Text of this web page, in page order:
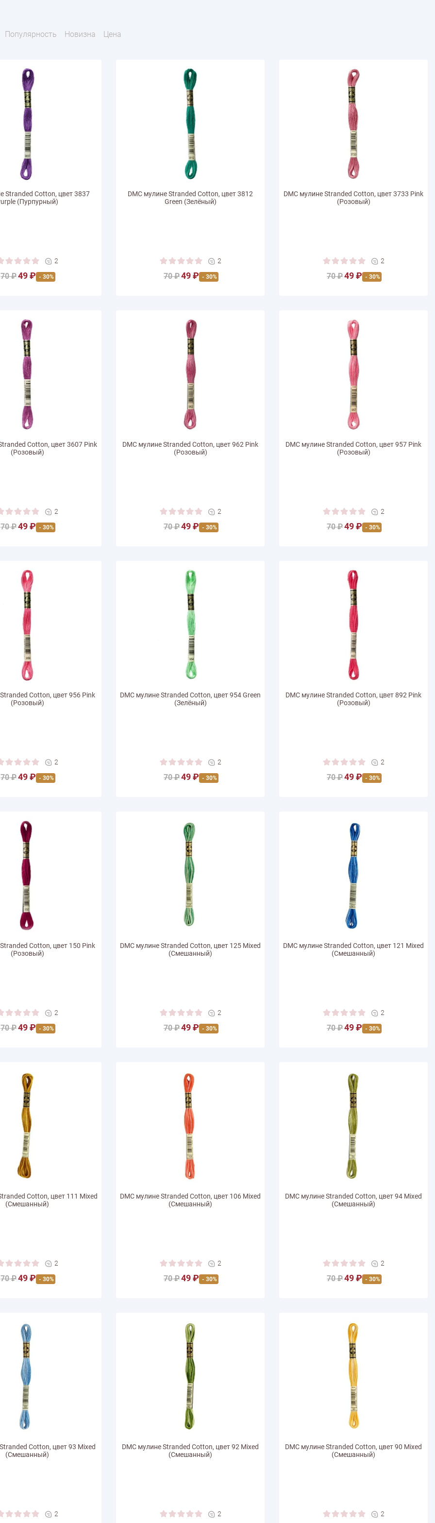
Варежки
Популярность Новизна Цена
Stranded Cotton, цвет 3837
(Пурпурный)
70 ₽49 ₽ - 30%
2
DMC мулине Stranded Cotton, цвет 3812
Green (Зелёный)
70 ₽49 ₽ - 30%
2
DMC мулине Stranded Cotton, цвет 3733 Pink
(Розовый)
70 ₽49 ₽ - 30%
2
Cotton, цвет 3607 Pink
(Розовый)
70 ₽49 ₽ - 30%
2
DMC мулине Stranded Cotton, цвет 962 Pink
(Розовый)
70 ₽49 ₽ - 30%
2
DMC мулине Stranded Cotton, цвет 957 Pink
(Розовый)
70 ₽49 ₽ - 30%
2
Cotton, цвет 956 Pink
(Розовый)
70 ₽49 ₽ - 30%
2
DMC мулине Stranded Cotton, цвет 954 Green
(Зелёный)
70 ₽49 ₽ - 30%
2
DMC мулине Stranded Cotton, цвет 892 Pink
(Розовый)
70 ₽49 ₽ - 30%
2
Cotton, цвет 150 Pink
(Розовый)
70 ₽49 ₽ - 30%
2
DMC мулине Stranded Cotton, цвет 125 Mixed
(Смешанный)
70 ₽49 ₽ - 30%
2
DMC мулине Stranded Cotton, цвет 121 Mixed
(Смешанный)
70 ₽49 ₽ - 30%
2
Cotton, цвет 111 Mixed
(Смешанный)
70 ₽49 ₽ - 30%
2
DMC мулине Stranded Cotton, цвет 106 Mixed
(Смешанный)
70 ₽49 ₽ - 30%
2
DMC мулине Stranded Cotton, цвет 94 Mixed
(Смешанный)
70 ₽49 ₽ - 30%
2
Cotton, цвет 93 Mixed
(Смешанный)
2
DMC мулине Stranded Cotton, цвет 92 Mixed
(Смешанный)
2
DMC мулине Stranded Cotton, цвет 90 Mixed
(Смешанный)
2